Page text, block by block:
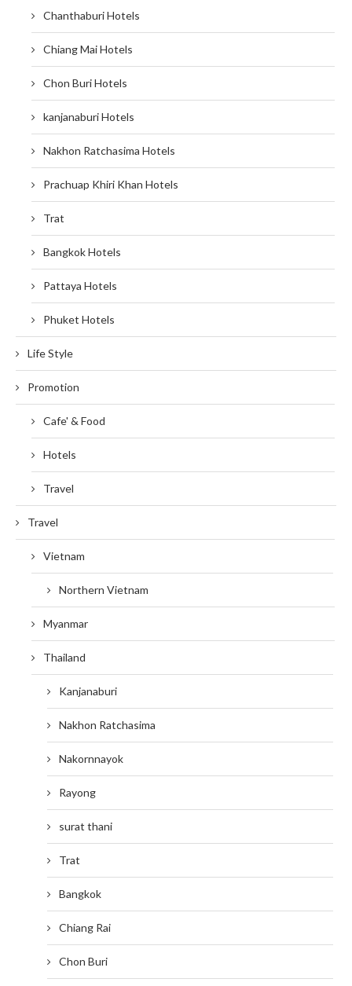
Chanthaburi Hotels
Chiang Mai Hotels
Chon Buri Hotels
kanjanaburi Hotels
Nakhon Ratchasima Hotels
Prachuap Khiri Khan Hotels
Trat
Bangkok Hotels
Pattaya Hotels
Phuket Hotels
Life Style
Promotion
Cafe' & Food
Hotels
Travel
Travel
Vietnam
Northern Vietnam
Myanmar
Thailand
Kanjanaburi
Nakhon Ratchasima
Nakornnayok
Rayong
surat thani
Trat
Bangkok
Chiang Rai
Chon Buri